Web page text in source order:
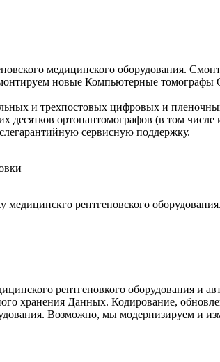
медицинского оборудования.
новые Компьютерные
и трехпостовых цифровых и
десятков ортопантомографов (в том
сервисную поддержку.
рентгеновского
рентгеновкого оборудования и
хранения Данных. Кодирование,
Возможно, мы модернизируем и